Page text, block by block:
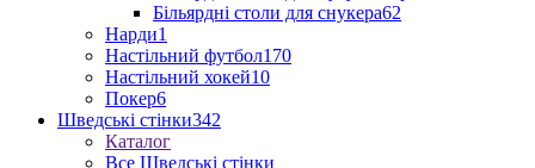
Більярдні столи для снукера62
Нарди1
Настільний футбол170
Настільний хокей10
Покер6
Шведські стінки342
Каталог
Все Шведські стінки